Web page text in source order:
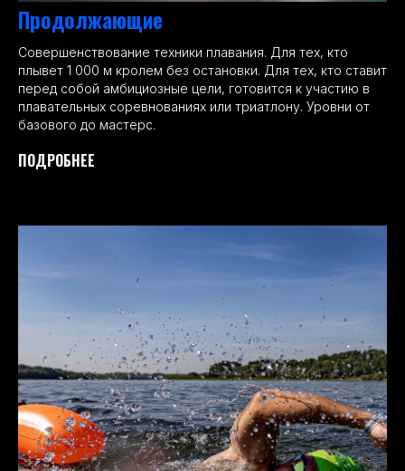
Продолжающие
Совершенствование техники плавания. Для тех, кто
плывет 1 000 м кролем без остановки. Для тех, кто ставит
перед собой амбициозные цели, готовится к участию в
плавательных соревнованиях или триатлону. Уровни от
базового до мастерс.
ПОДРОБНЕЕ